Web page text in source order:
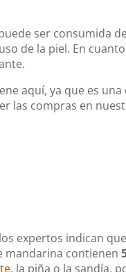
ser consumida
de la piel. En
aquí, ya que es
las compras en
expertos indican
mandarina contienen
, la piña o la sandía,